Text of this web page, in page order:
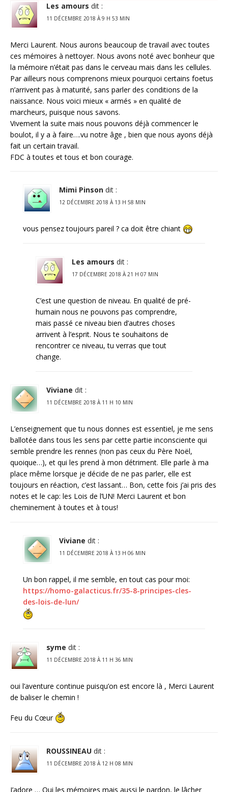
Les amours dit :
11 DÉCEMBRE 2018 À 9 H 53 MIN
Merci Laurent. Nous aurons beaucoup de travail avec toutes
ces mémoires à nettoyer. Nous avons noté avec bonheur que
la mémoire n’était pas dans le cerveau mais dans les cellules.
Par ailleurs nous comprenons mieux pourquoi certains foetus
n’arrivent pas à maturité, sans parler des conditions de la
naissance. Nous voici mieux « armés » en qualité de
marcheurs, puisque nous savons.
Vivement la suite mais nous pouvons déjà commencer le
boulot, il y a à faire….vu notre âge , bien que nous ayons déjà
fait un certain travail.
FDC à toutes et tous et bon courage.
Mimi Pinson dit :
12 DÉCEMBRE 2018 À 13 H 58 MIN
vous pensez toujours pareil ? ca doit être chiant
Les amours dit :
17 DÉCEMBRE 2018 À 21 H 07 MIN
C’est une question de niveau. En qualité de pré-
humain nous ne pouvons pas comprendre,
mais passé ce niveau bien d’autres choses
arrivent à l’esprit. Nous te souhaitons de
rencontrer ce niveau, tu verras que tout
change.
Viviane dit :
11 DÉCEMBRE 2018 À 11 H 10 MIN
L’enseignement que tu nous donnes est essentiel, je me sens
ballotée dans tous les sens par cette partie inconsciente qui
semble prendre les rennes (non pas ceux du Père Noël,
quoique…), et qui les prend à mon détriment. Elle parle à ma
place même lorsque je décide de ne pas parler, elle est
toujours en réaction, c’est lassant… Bon, cette fois j’ai pris des
notes et le cap: les Lois de l’UN! Merci Laurent et bon
cheminement à toutes et à tous!
Viviane dit :
11 DÉCEMBRE 2018 À 13 H 06 MIN
Un bon rappel, il me semble, en tout cas pour moi:
https://homo-galacticus.fr/35-8-principes-cles-
des-lois-de-lun/
syme dit :
11 DÉCEMBRE 2018 À 11 H 36 MIN
oui l’aventure continue puisqu’on est encore là , Merci Laurent
de baliser le chemin !
Feu du Cœur
ROUSSINEAU dit :
11 DÉCEMBRE 2018 À 12 H 08 MIN
J’adore … Oui les mémoires mais aussi le pardon, le lâcher